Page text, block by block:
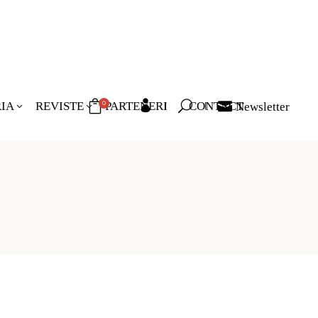
REVISTE PARTENERI CONTACT
0 Newsletter